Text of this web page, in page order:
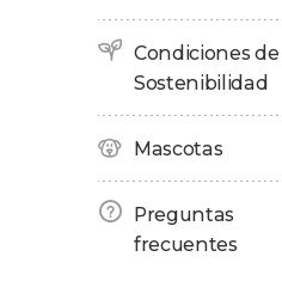
Excursión
nuestra
Condiciones de
Sostenibilidad
Mascotas
Preguntas
frecuentes